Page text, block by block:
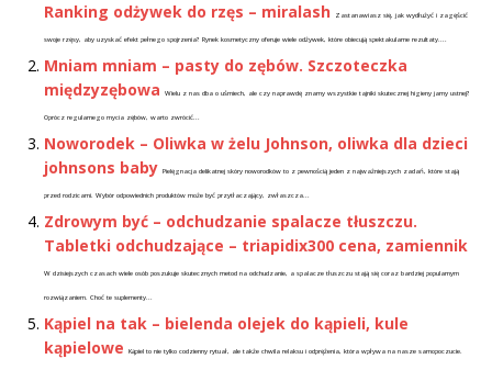
Ranking odżywek do rzęs – miralash
Zastanawiasz się, jak wydłużyć i zagęścić
swoje rzęsy, aby uzyskać efekt pełnego spojrzenia? Rynek kosmetyczny oferuje wiele odżywek, które obiecują spektakularne rezultaty....
Mniam mniam – pasty do zębów. Szczoteczka
międzyzębowa
Wielu z nas dba o uśmiech, ale czy naprawdę znamy wszystkie tajniki skutecznej higieny jamy ustnej?
Oprócz regularnego mycia zębów, warto zwrócić...
Noworodek – Oliwka w żelu Johnson, oliwka dla dzieci
johnsons baby Pielęgnacja delikatnej skóry noworodków to z pewnością jeden z najważniejszych zadań, które stają
przed rodzicami. Wybór odpowiednich produktów może być przytłaczający, zwłaszcza...
Zdrowym być – odchudzanie spalacze tłuszczu.
Tabletki odchudzające – triapidix300 cena, zamiennik
W dzisiejszych czasach wiele osób poszukuje skutecznych metod na odchudzanie, a spalacze tłuszczu stają się coraz bardziej popularnym
rozwiązaniem. Choć te suplementy...
Kąpiel na tak – bielenda olejek do kąpieli, kule
kąpielowe
Kąpiel to nie tylko codzienny rytuał, ale także chwila relaksu i odprężenia, która wpływa na nasze samopoczucie.